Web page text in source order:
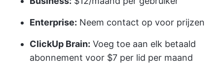
Enterprise: Neem contact op voor prijzen
ClickUp Brain: Voeg toe aan elk betaald
abonnement voor $7 per lid per maand